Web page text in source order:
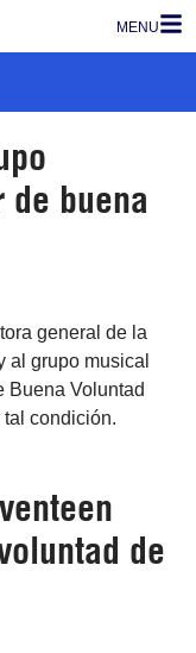
MENU
de buena
general de la
al grupo musical
Buena Voluntad
condición.
de